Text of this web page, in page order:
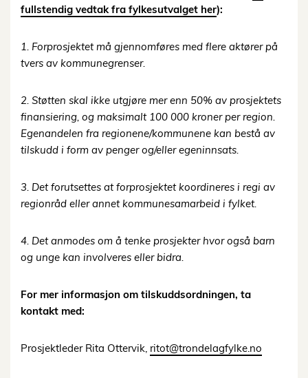
fullstendig vedtak fra fylkesutvalget her):
1. Forprosjektet må gjennomføres med flere aktører på
tvers av kommunegrenser.
2. Støtten skal ikke utgjøre mer enn 50% av prosjektets
finansiering, og maksimalt 100 000 kroner per region.
Egenandelen fra regionene/kommunene kan bestå av
tilskudd i form av penger og/eller egeninnsats.
3. Det forutsettes at forprosjektet koordineres i regi av
regionråd eller annet kommunesamarbeid i fylket.
4. Det anmodes om å tenke prosjekter hvor også barn
og unge kan involveres eller bidra.
For mer informasjon om tilskuddsordningen, ta
kontakt med:
Prosjektleder Rita Ottervik, ritot@trondelagfylke.no